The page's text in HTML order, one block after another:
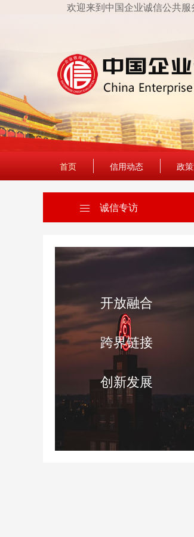
欢迎来到中国企业诚信公共服
首页 信用动态 政
诚信专访
开放融合
跨界链接
创新发展